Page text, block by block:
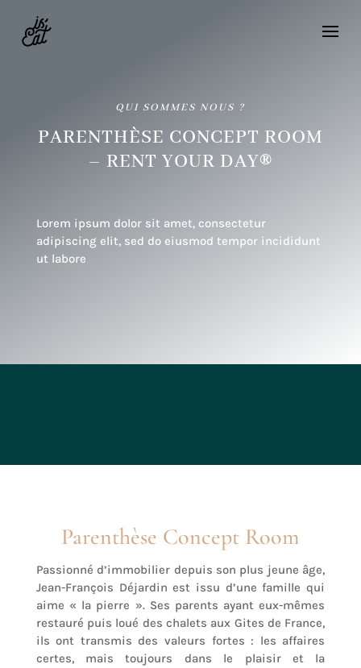
QUI SOMMES NOUS ?
PARENTHÈSE CONCEPT ROOM
– RENT YOUR DAY®
Lorem ipsum dolor sit amet, consectetur
adipiscing elit, sed do eiusmod tempor incididunt
ut labore
Parenthèse Concept Room
Passionné d’immobilier depuis son plus jeune âge,
Jean-François Déjardin est issu d’une famille qui
aime « la pierre ». Ses parents ayant eux-mêmes
restauré puis loué des chalets aux Gites de France,
ils ont transmis des valeurs fortes : les affaires
certes, mais toujours dans le plaisir et la